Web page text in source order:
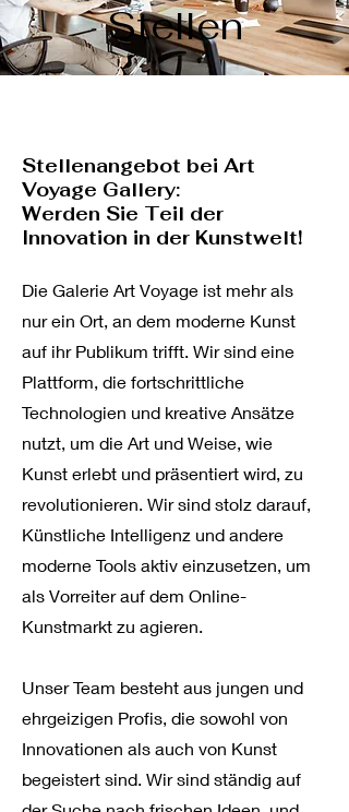
Stellen
Stellenangebot bei Art
Voyage Gallery:
Werden Sie Teil der
Innovation in der Kunstwelt!
Die Galerie Art Voyage ist mehr als
nur ein Ort, an dem moderne Kunst
auf ihr Publikum trifft. Wir sind eine
Plattform, die fortschrittliche
Technologien und kreative Ansätze
nutzt, um die Art und Weise, wie
Kunst erlebt und präsentiert wird, zu
revolutionieren. Wir sind stolz darauf,
Künstliche Intelligenz und andere
moderne Tools aktiv einzusetzen, um
als Vorreiter auf dem Online-
Kunstmarkt zu agieren.
Unser Team besteht aus jungen und
ehrgeizigen Profis, die sowohl von
Innovationen als auch von Kunst
begeistert sind. Wir sind ständig auf